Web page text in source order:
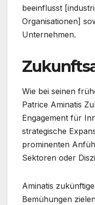
beeinflusst
Organisationen]
Unternehmen.
Wie bei seinen
Patrice Aminatis
Engagement für
strategische
prominenten
Sektoren oder
Aminatis
Bemühungen